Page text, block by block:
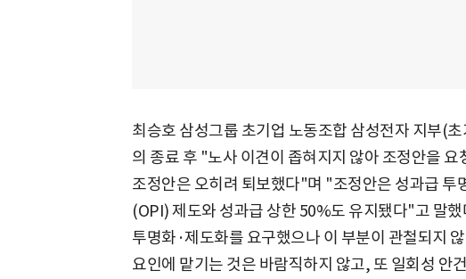
최승호 삼성그룹 초기업 노동조합 삼성전자 지부(
의 종료 후 "노사 이견이 좁혀지지 않아 조정안을
조정안은 오히려 퇴보했다"며 "조정안은 성과급 투
(OPI) 제도와 성과급 상한 50%도 유지됐다"고 말
투명화·제도화를 요구했으나 이 부분이 관철되지
요인에 맡기는 것은 바람직하지 않고, 또 일회성 안